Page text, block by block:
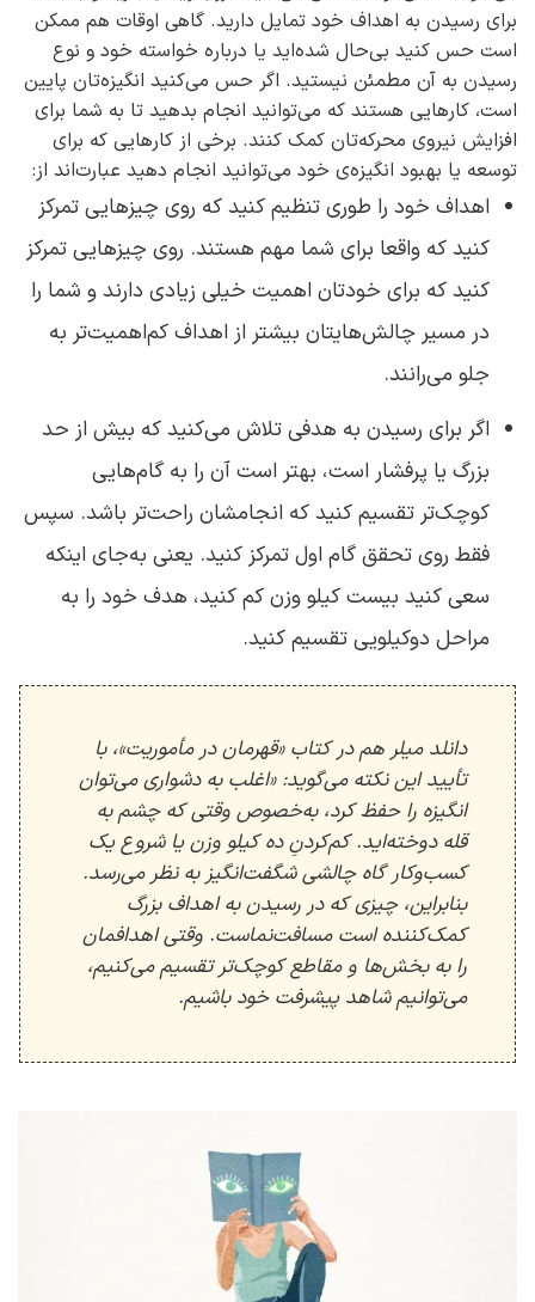
برای رسیدن به اهداف خود تمایل دارید. گاهی اوقات هم ممکن
است حس کنید بی‌حال شده‌اید یا درباره‌ خواسته‌ خود و نوع
رسیدن به آن مطمئن نیستید. اگر حس می‌کنید انگیزه‌تان پایین
است، کارهایی هستند که می‌توانید انجام بدهید تا به شما برای
افزایش نیروی محرکه‌تان کمک کنند. برخی از کارهایی که برای
توسعه یا بهبود انگیزه‌ی خود می‌توانید انجام دهید عبارت‌اند از:
اهداف خود را طوری تنظیم کنید که روی چیزهایی تمرکز
کنید که واقعا برای شما مهم هستند. روی چیزهایی تمرکز
کنید که برای خودتان اهمیت خیلی زیادی دارند و شما را
در مسیر چالش‌هایتان بیشتر از اهداف کم‌‌اهمیت‌تر به
جلو می‌رانند.
اگر برای رسیدن به هدفی تلاش می‌کنید که بیش از حد
بزرگ یا پرفشار است، بهتر است آن را به گام‌هایی
کوچک‌تر تقسیم کنید که انجامشان راحت‌تر باشد. سپس
فقط روی تحقق گام اول تمرکز کنید. یعنی به‌جای اینکه
سعی کنید بیست کیلو وزن کم کنید، هدف خود را به
مراحل دوکیلویی تقسیم کنید.
دانلد میلر هم در کتاب «قهرمان در مأموریت»، با
تأیید این نکته می‌گوید: «اغلب به دشواری می‌توان
انگیزه را حفظ کرد، به‌خصوص وقتی که چشم به
قله دوخته‌اید. کم‌کردنِ ده کیلو وزن یا شروع یک
کسب‌وکار گاه چالشی شگفت‌انگیز به نظر می‌رسد.
بنابراین، چیزی که در رسیدن به اهداف بزرگ
کمک‌کننده است مسافت‌نماست. وقتی اهدافمان
را به بخش‌ها و مقاطع کوچک‌تر تقسیم می‌کنیم،
می‌توانیم شاهد پیشرفت خود باشیم.